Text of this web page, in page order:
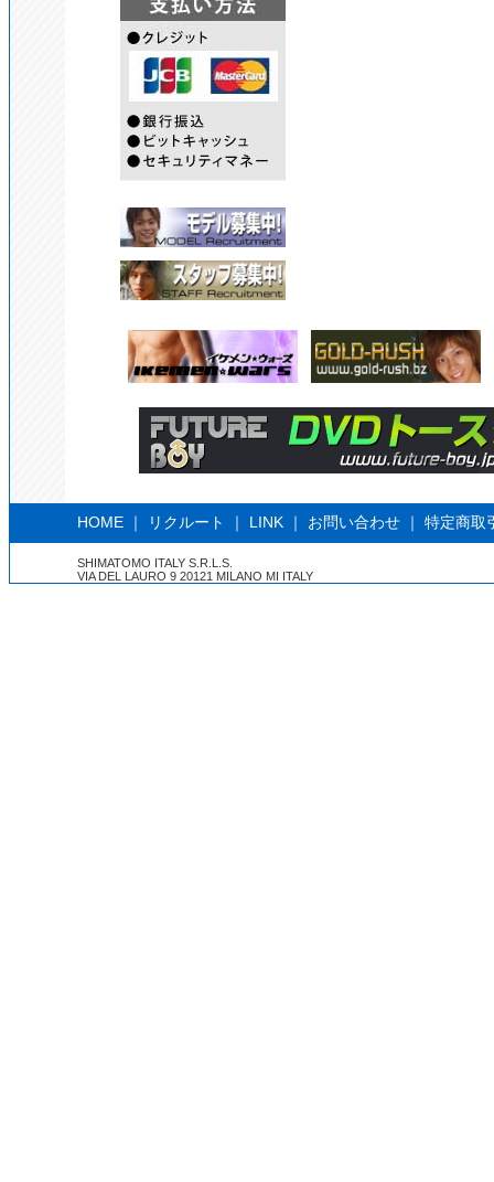
HOME ｜ リクルート ｜ LINK ｜ お問い合わせ ｜ 特定商取
SHIMATOMO ITALY S.R.L.S.
VIA DEL LAURO 9 20121 MILANO MI ITALY